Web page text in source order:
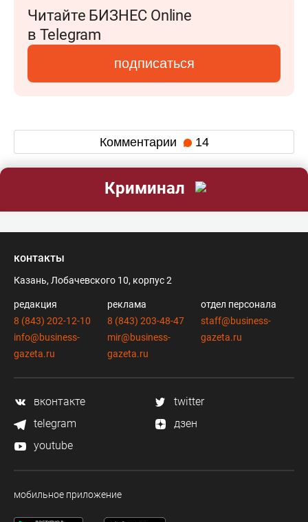
Читайте БИЗНЕС Online
в Telegram
подписаться
Комментарии 14
Криминал
контакты
Казань, Лобачевского 10, корпус 2
редакция
8 (843) 202-12-10
info@business-
gazeta.ru
реклама
8 (843) 203-48-47
mir@business-
gazeta.ru
отдел персонала
staff@business-
gazeta.ru
вконтакте
twitter
telegram
дзен
youtube
мобильное приложение